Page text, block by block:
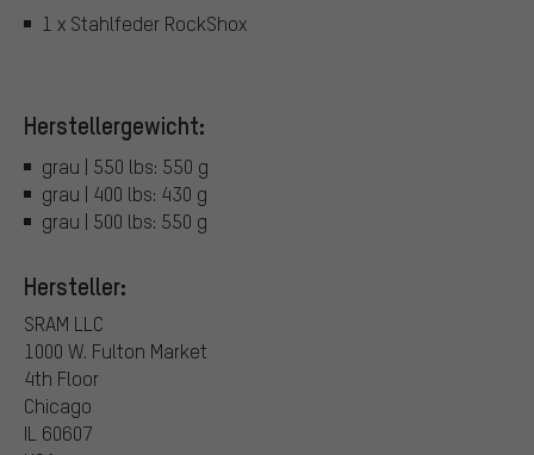
1 x Stahlfeder RockShox
Herstellergewicht:
grau | 550 lbs: 550 g
grau | 400 lbs: 430 g
grau | 500 lbs: 550 g
Hersteller:
SRAM LLC
1000 W. Fulton Market
4th Floor
Chicago
IL 60607